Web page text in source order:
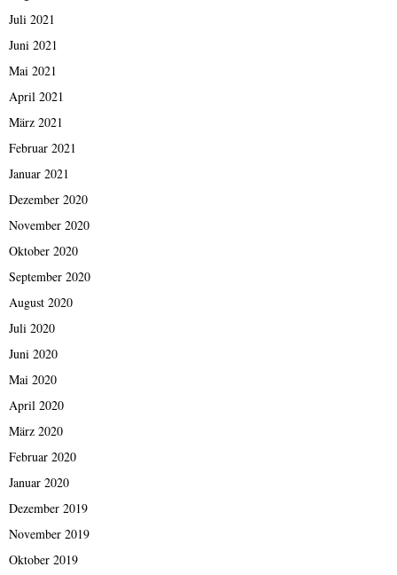
Juli 2021
Juni 2021
Mai 2021
April 2021
März 2021
Februar 2021
Januar 2021
Dezember 2020
November 2020
Oktober 2020
September 2020
August 2020
Juli 2020
Juni 2020
Mai 2020
April 2020
März 2020
Februar 2020
Januar 2020
Dezember 2019
November 2019
Oktober 2019